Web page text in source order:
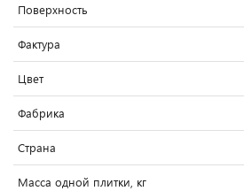
Поверхность
Фактура
Цвет
Фабрика
Страна
Масса одной плитки, кг